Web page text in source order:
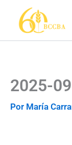
contenido
2025-
Por María